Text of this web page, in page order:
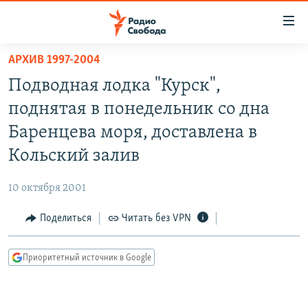
упрощенного
доступа
основному
содержанию
навигации
Вернутся
ПОДКАСТЫ
АВТОРСКИЕ ПРОЕКТЫ
ЦИТАТЫ СВОБОДЫ
КУЛЬТУРА
IDEL.РЕАЛИИ
КАВКАЗ.РЕАЛИИ
АРХИВ 1997-2004
Подводная лодка "Курск",
поднятая в понедельник со дна
Баренцева моря, доставлена в
Кольский залив
10 октября 2001
Поделиться Читать без VPN
Приоритетный источник в Google